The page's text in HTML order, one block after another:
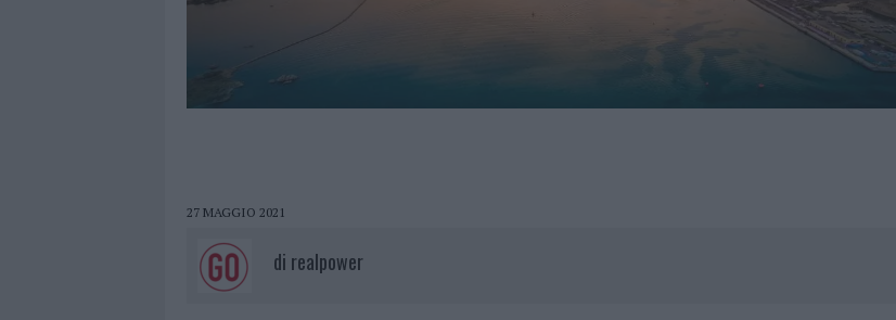
27 MAGGIO 2021
di realpower